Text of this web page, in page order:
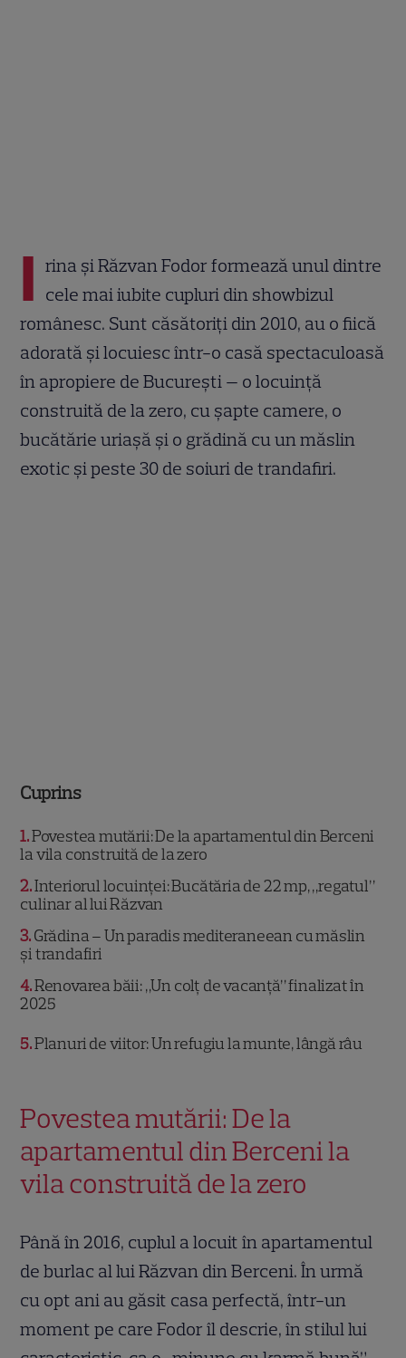
I rina și Răzvan Fodor formează unul dintre
cele mai iubite cupluri din showbizul
românesc. Sunt căsătoriți din 2010, au o fiică
adorată și locuiesc într-o casă spectaculoasă
în apropiere de București — o locuință
construită de la zero, cu șapte camere, o
bucătărie uriașă și o grădină cu un măslin
exotic și peste 30 de soiuri de trandafiri.
Cuprins
1 Povestea mutării: De la apartamentul din Berceni
la vila construită de la zero
2 Interiorul locuinței: Bucătăria de 22 mp, „regatul”
culinar al lui Răzvan
3 Grădina – Un paradis mediteraneean cu măslin
și trandafiri
4 Renovarea băii: „Un colț de vacanță” finalizat în
2025
5 Planuri de viitor: Un refugiu la munte, lângă râu
Povestea mutării: De la
apartamentul din Berceni la
vila construită de la zero
Până în 2016, cuplul a locuit în apartamentul
de burlac al lui Răzvan din Berceni. În urmă
cu opt ani au găsit casa perfectă, într-un
moment pe care Fodor îl descrie, în stilul lui